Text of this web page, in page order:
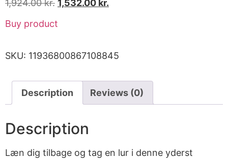
1,924.00kr. 1,532.00 kr.
Buy product
SKU: 11936800867108845
Description Reviews (0)
Description
Læn dig tilbage og tag en lur i denne yderst